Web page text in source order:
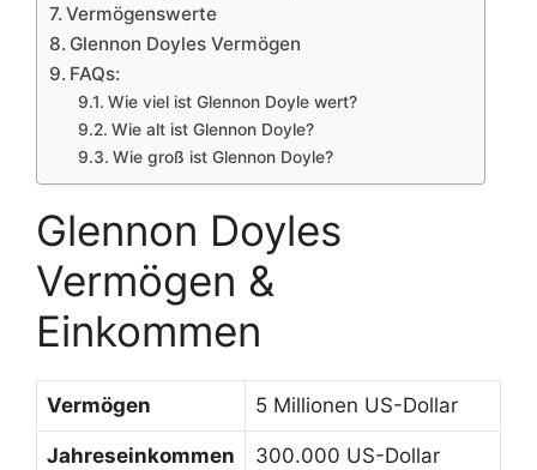
Vermögenswerte
Glennon Doyles Vermögen
FAQs:
Wie viel ist Glennon Doyle wert?
Wie alt ist Glennon Doyle?
Wie groß ist Glennon Doyle?
Glennon Doyles
Vermögen &
Einkommen
Vermögen 5 Millionen US-Dollar
Jahreseinkommen 300.000 US-Dollar